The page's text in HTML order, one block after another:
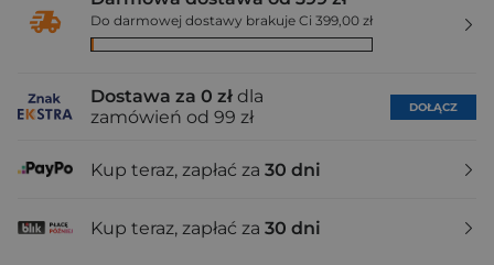
Do darmowej dostawy brakuje Ci 399,00 zł
Dostawa za 0 zł dla
zamówień od 99 zł
DOŁĄCZ
Kup teraz, zapłać za 30 dni
Kup teraz, zapłać za 30 dni